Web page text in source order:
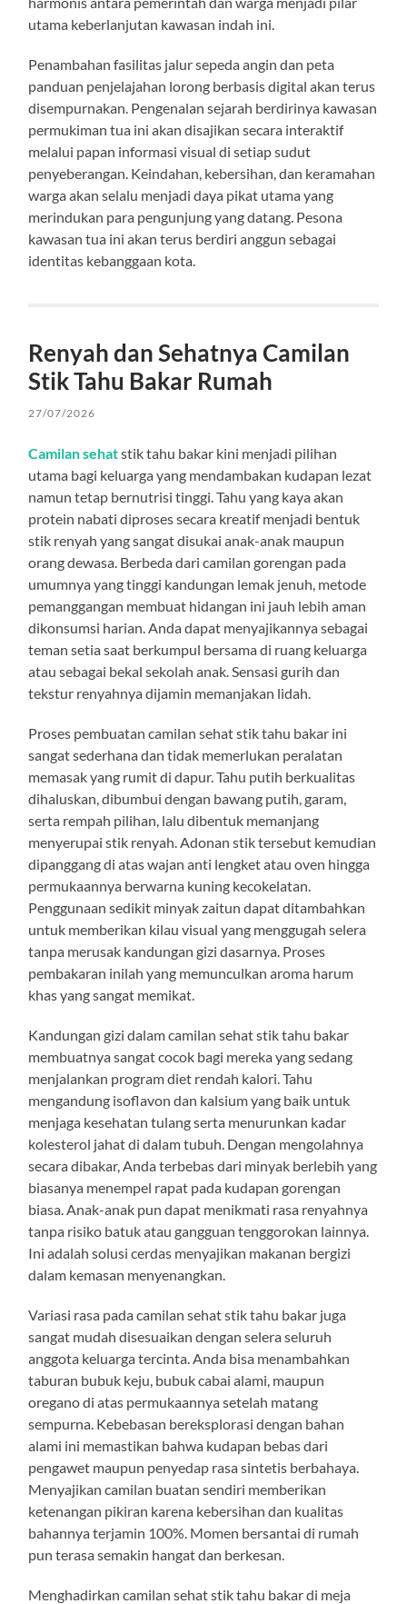
utama keberlanjutan kawasan indah ini.
Penambahan fasilitas jalur sepeda angin dan peta
panduan penjelajahan lorong berbasis digital akan terus
disempurnakan. Pengenalan sejarah berdirinya kawasan
permukiman tua ini akan disajikan secara interaktif
melalui papan informasi visual di setiap sudut
penyeberangan. Keindahan, kebersihan, dan keramahan
warga akan selalu menjadi daya pikat utama yang
merindukan para pengunjung yang datang. Pesona
kawasan tua ini akan terus berdiri anggun sebagai
identitas kebanggaan kota.
Renyah dan Sehatnya Camilan
Stik Tahu Bakar Rumah
27/07/2026
Camilan sehatstik tahu bakar kini menjadi pilihan
utama bagi keluarga yang mendambakan kudapan lezat
namun tetap bernutrisi tinggi. Tahu yang kaya akan
protein nabati diproses secara kreatif menjadi bentuk
stik renyah yang sangat disukai anak-anak maupun
orang dewasa. Berbeda dari camilan gorengan pada
umumnya yang tinggi kandungan lemak jenuh, metode
pemanggangan membuat hidangan ini jauh lebih aman
dikonsumsi harian. Anda dapat menyajikannya sebagai
teman setia saat berkumpul bersama di ruang keluarga
atau sebagai bekal sekolah anak. Sensasi gurih dan
tekstur renyahnya dijamin memanjakan lidah.
Proses pembuatan camilan sehat stik tahu bakar ini
sangat sederhana dan tidak memerlukan peralatan
memasak yang rumit di dapur. Tahu putih berkualitas
dihaluskan, dibumbui dengan bawang putih, garam,
serta rempah pilihan, lalu dibentuk memanjang
menyerupai stik renyah. Adonan stik tersebut kemudian
dipanggang di atas wajan anti lengket atau oven hingga
permukaannya berwarna kuning kecokelatan.
Penggunaan sedikit minyak zaitun dapat ditambahkan
untuk memberikan kilau visual yang menggugah selera
tanpa merusak kandungan gizi dasarnya. Proses
pembakaran inilah yang memunculkan aroma harum
khas yang sangat memikat.
Kandungan gizi dalam camilan sehat stik tahu bakar
membuatnya sangat cocok bagi mereka yang sedang
menjalankan program diet rendah kalori. Tahu
mengandung isoflavon dan kalsium yang baik untuk
menjaga kesehatan tulang serta menurunkan kadar
kolesterol jahat di dalam tubuh. Dengan mengolahnya
secara dibakar, Anda terbebas dari minyak berlebih yang
biasanya menempel rapat pada kudapan gorengan
biasa. Anak-anak pun dapat menikmati rasa renyahnya
tanpa risiko batuk atau gangguan tenggorokan lainnya.
Ini adalah solusi cerdas menyajikan makanan bergizi
dalam kemasan menyenangkan.
Variasi rasa pada camilan sehat stik tahu bakar juga
sangat mudah disesuaikan dengan selera seluruh
anggota keluarga tercinta. Anda bisa menambahkan
taburan bubuk keju, bubuk cabai alami, maupun
oregano di atas permukaannya setelah matang
sempurna. Kebebasan bereksplorasi dengan bahan
alami ini memastikan bahwa kudapan bebas dari
pengawet maupun penyedap rasa sintetis berbahaya.
Menyajikan camilan buatan sendiri memberikan
ketenangan pikiran karena kebersihan dan kualitas
bahannya terjamin 100%. Momen bersantai di rumah
pun terasa semakin hangat dan berkesan.
Menghadirkan camilan sehat stik tahu bakar di meja